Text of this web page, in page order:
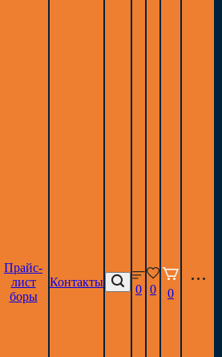
Прайс-
лист
боры
Контакты
0 0 0